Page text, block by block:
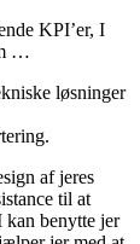
KPI’er, I
…
løsninger
af jeres
til at
kan benytte jer